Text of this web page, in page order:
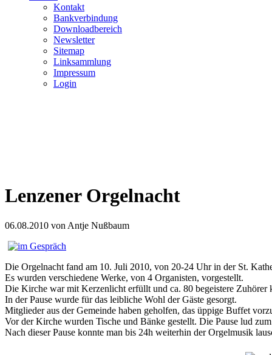
Kontakt
Bankverbindung
Downloadbereich
Newsletter
Sitemap
Linksammlung
Impressum
Login
Lenzener Orgelnacht
06.08.2010 von Antje Nußbaum
Die Orgelnacht fand am 10. Juli 2010, von 20-24 Uhr in der St.
Es wurden verschiedene Werke, von 4 Organisten, vorgestellt.
Die Kirche war mit Kerzenlicht erfüllt und ca. 80 begeistere Zuhörer
In der Pause wurde für das leibliche Wohl der Gäste gesorgt.
Mitglieder aus der Gemeinde haben geholfen, das üppige Buffet
Vor der Kirche wurden Tische und Bänke gestellt. Die Pause lud
Nach dieser Pause konnte man bis 24h weiterhin der Orgelmusik